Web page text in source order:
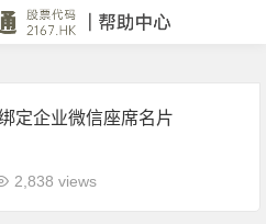
定企业微信座席名片
2,838 views